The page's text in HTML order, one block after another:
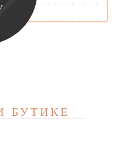
БУТИКЕ